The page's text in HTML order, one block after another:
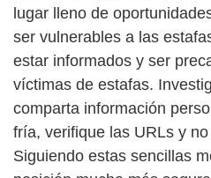
lugar lleno de
ser vulnerables a las
estar informados y ser
víctimas de estafas.
comparta información
fría, verifique las URLs y
Siguiendo estas sencillas